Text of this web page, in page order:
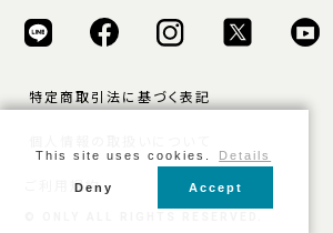
特定商取引法に基づく表記
ご利用規約
This site uses cookies. Details
Deny Accept